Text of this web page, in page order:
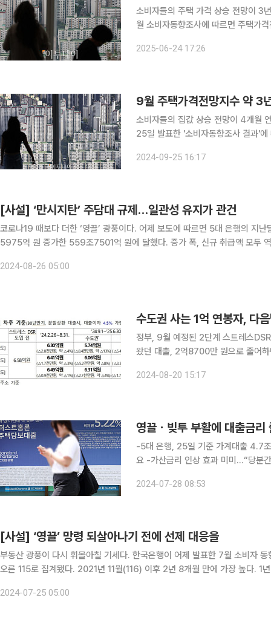
소비자들의 주택 가격 상승 전망이 3
월 소비자동향조사에 따르면 주택가
데월드타워에서 내려다 본 서울 아파
2025-06-24 17:26
9월 주택가격전망지수 약 3
소비자들의 집값 상승 전망이 4개월
25일 발표한 '소비자동향조사 결과'
비교한 1년 후 전망을 반영한다. 1
2024-09-25 16:17
[사설] ‘만시지탄’ 주담대 규제…일관성 유지가 관건
코로나19 때보다 더한 ‘영끌’ 광풍이다. 어제 보도에 따르면 5대 은행의 지
5975억 원 증가한 559조7501억 원에 달했다. 증가 폭, 신규 취급액 모두
2024-08-26 05:00
수도권 사는 1억 연봉자, 다
정부, 9월 예정된 2단계 스트레스
왔던 대출, 2억8700만 원으로 줄어하반
를 다른 지역보다 줄여 급증하는 가계
2024-08-20 15:17
-5대 은행, 25일 기준 가계대출 4.7
요 -가산금리 인상 효과 미미…“당분간 증가세 막기 어려워”
다. 가계부채 급증에 따른 금융당국의
2024-07-28 08:53
[사설] ‘영끌’ 망령 되살아나기 전에 선제 대응을
부동산 광풍이 다시 휘몰아칠 기세다. 한국은행이 어제 발표한 7월 소비자
오른 115로 집계됐다. 2021년 11월(116) 이후 2년 8개월 만에 가장 높다. 1
2024-07-25 05:00